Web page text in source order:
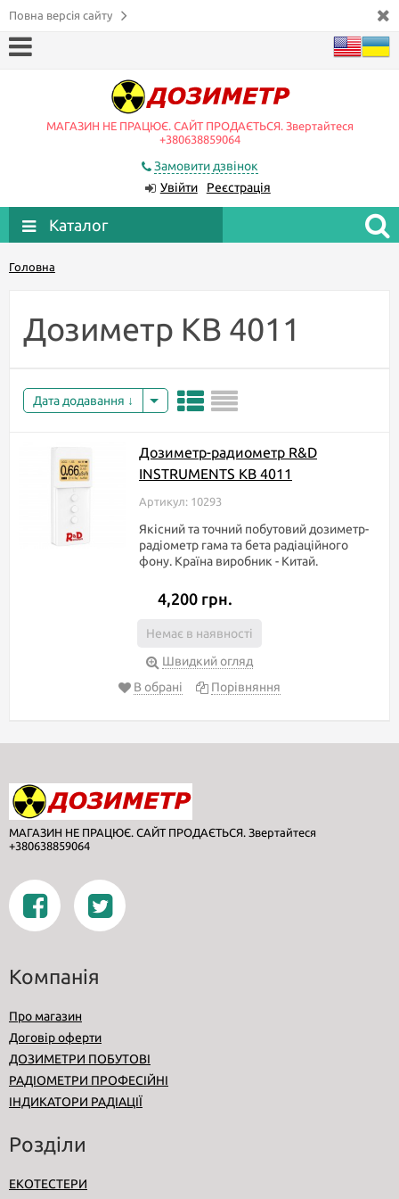
Повна версія сайту
МАГАЗИН НЕ ПРАЦЮЄ. САЙТ ПРОДАЄТЬСЯ. Звертайтеся
+380638859064
Замовити дзвінок
Увійти
Реєстрація
Каталог
Головна
Дозиметр KB 4011
Дата додавання
Дозиметр-радиометр R&D
INSTRUMENTS KB 4011
Артикул: 10293
Якісний та точний побутовий дозиметр-
радіометр гама та бета радіаційного
фону. Країна виробник - Китай.
4,200 грн.
Немає в наявності
Швидкий огляд
В обрані
Порівняння
МАГАЗИН НЕ ПРАЦЮЄ. САЙТ ПРОДАЄТЬСЯ. Звертайтеся
+380638859064
Компанія
Про магазин
Договір оферти
ДОЗИМЕТРИ ПОБУТОВІ
РАДІОМЕТРИ ПРОФЕСІЙНІ
ІНДИКАТОРИ РАДІАЦІЇ
Розділи
ЕКОТЕСТЕРИ